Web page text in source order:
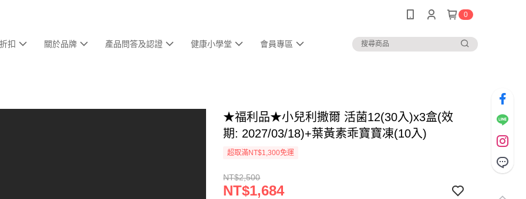
0
扣 關於品牌 產品問答及認證 健康小學堂 會員專區
★福利品★小兒利撒爾 活菌12(30入)x3盒(效
期: 2027/03/18)+葉黃素乖寶寶凍(10入)
超取滿NT$1,300免運
NT$2,500
NT$1,684